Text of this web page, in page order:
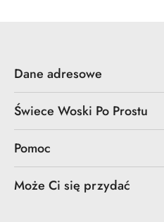
Dane adresowe
Świece Woski Po Prostu
Pomoc
Może Ci się przydać